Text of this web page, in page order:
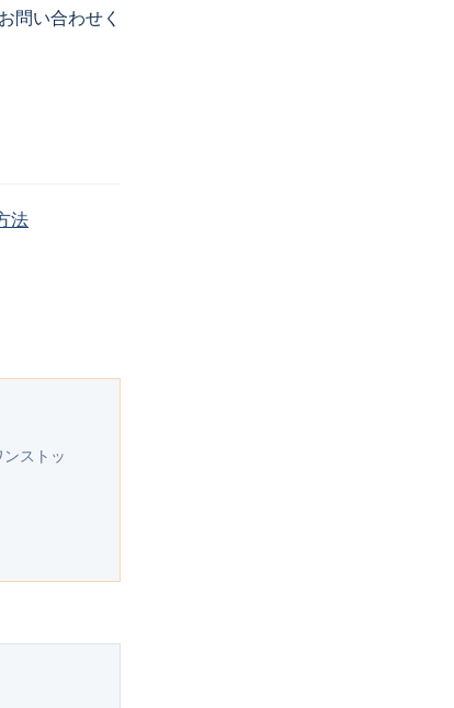
問い合わせく
法
ストッ